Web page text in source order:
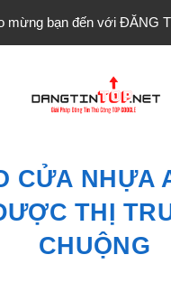
mừng bạn đến với ĐĂNG
CỬA NHỰA
THỊ
CHUỘNG